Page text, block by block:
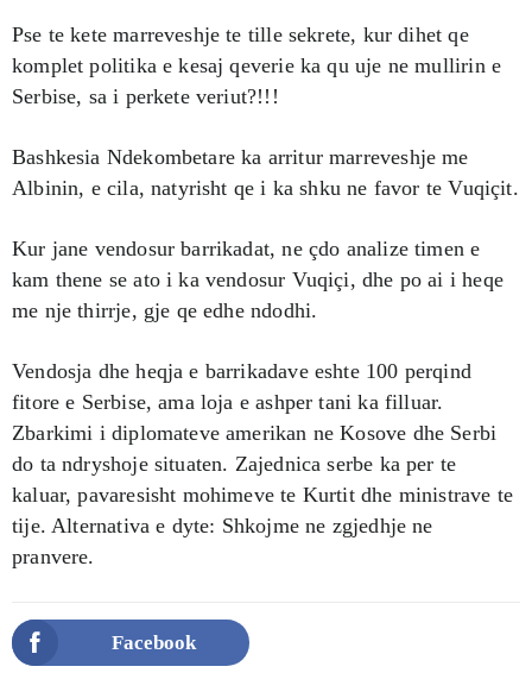
Pse te kete marreveshje te tille sekrete, kur dihet qe
komplet politika e kesaj qeverie ka qu uje ne mullirin e
Serbise, sa i perkete veriut?!!!
Bashkesia Ndekombetare ka arritur marreveshje me
Albinin, e cila, natyrisht qe i ka shku ne favor te Vuqiçit.
Kur jane vendosur barrikadat, ne çdo analize timen e
kam thene se ato i ka vendosur Vuqiçi, dhe po ai i heqe
me nje thirrje, gje qe edhe ndodhi.
Vendosja dhe heqja e barrikadave eshte 100 perqind
fitore e Serbise, ama loja e ashper tani ka filluar.
Zbarkimi i diplomateve amerikan ne Kosove dhe Serbi
do ta ndryshoje situaten. Zajednica serbe ka per te
kaluar, pavaresisht mohimeve te Kurtit dhe ministrave te
tije. Alternativa e dyte: Shkojme ne zgjedhje ne
pranvere.
Facebook